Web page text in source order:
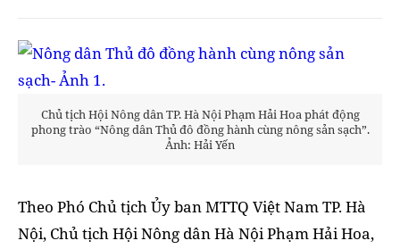
Chủ tịch Hội Nông dân TP. Hà Nội Phạm Hải Hoa phát động
phong trào “Nông dân Thủ đô đồng hành cùng nông sản sạch”.
Ảnh: Hải Yến
Theo Phó Chủ tịch Ủy ban MTTQ Việt Nam TP. Hà
Nội, Chủ tịch Hội Nông dân Hà Nội Phạm Hải Hoa,